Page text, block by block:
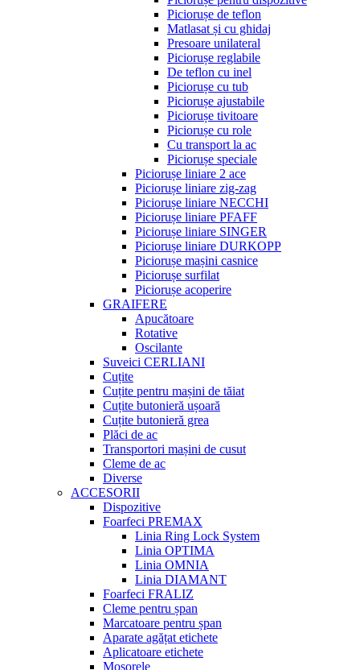
Piciorușe de teflon
Matlasat și cu ghidaj
Presoare unilateral
Piciorușe reglabile
De teflon cu inel
Piciorușe cu tub
Piciorușe ajustabile
Piciorușe tivitoare
Piciorușe cu role
Cu transport la ac
Piciorușe speciale
Piciorușe liniare 2 ace
Piciorușe liniare zig-zag
Piciorușe liniare NECCHI
Piciorușe liniare PFAFF
Piciorușe liniare SINGER
Piciorușe liniare DURKOPP
Piciorușe mașini casnice
Piciorușe surfilat
Piciorușe acoperire
GRAIFERE
Apucătoare
Rotative
Oscilante
Suveici CERLIANI
Cuțite
Cuțite pentru mașini de tăiat
Cuțite butonieră ușoară
Cuțite butonieră grea
Plăci de ac
Transportori mașini de cusut
Cleme de ac
Diverse
ACCESORII
Dispozitive
Foarfeci PREMAX
Linia Ring Lock System
Linia OPTIMA
Linia OMNIA
Linia DIAMANT
Foarfeci FRALIZ
Cleme pentru șpan
Marcatoare pentru șpan
Aparate agățat etichete
Aplicatoare etichete
Mosorele